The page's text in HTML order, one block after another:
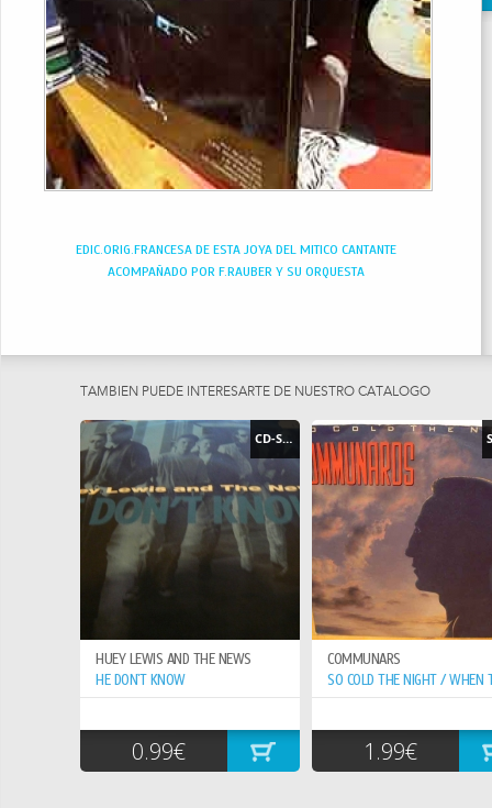
EDIC.ORIG.FRANCESA DE ESTA JOYA DEL MITICO CANTANTE
ACOMPAÑADO POR F.RAUBER Y SU ORQUESTA
TAMBIEN PUEDE INTERESARTE DE NUESTRO CATÁLOGO
CD-SINGLE
HUEY LEWIS AND THE NEWS
HE DON`T KNOW
0.99€
COMMUNARS
1.99€